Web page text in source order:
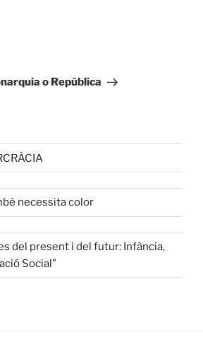
o República
necessita color
del present i del futur: Infància,
Social”